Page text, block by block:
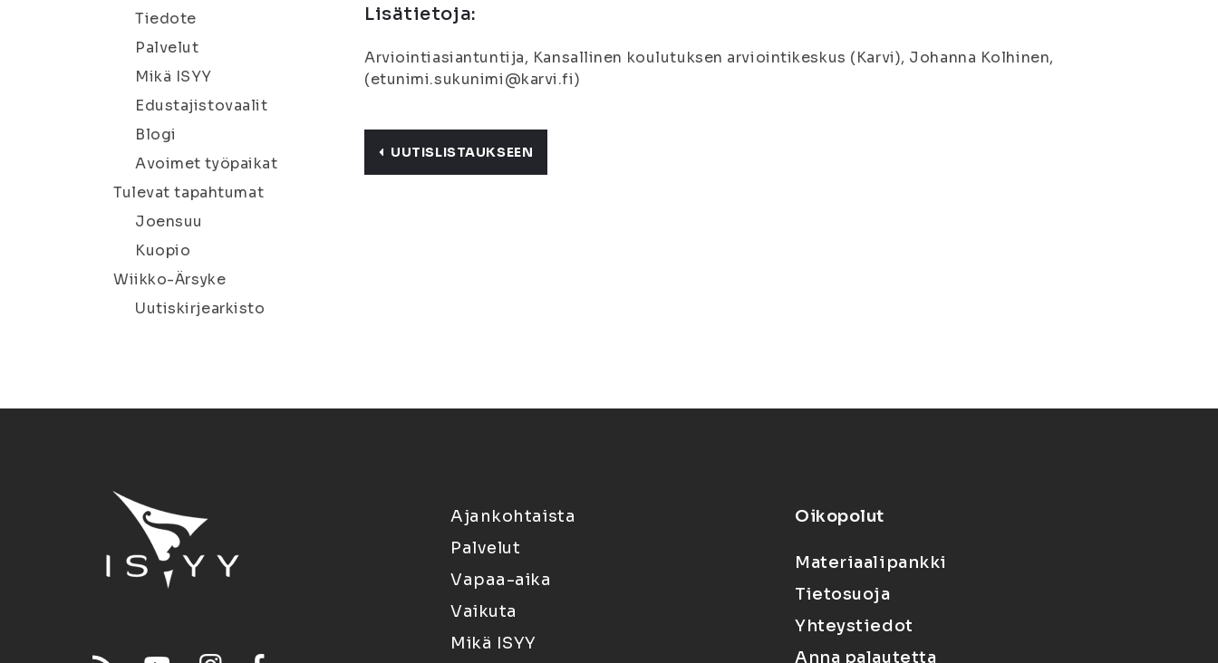
Tiedote
Palvelut
Mikä ISYY
Edustajistovaalit
Blogi
Avoimet työpaikat
Tulevat tapahtumat
Joensuu
Kuopio
Wiikko-Ärsyke
Uutiskirjearkisto
Lisätietoja:
Arviointiasiantuntija, Kansallinen koulutuksen arviointikeskus (Karvi), Johanna Kolhinen,
(etunimi.sukunimi@karvi.fi)
UUTISLISTAUKSEEN
Ajankohtaista
Palvelut
Vapaa-aika
Vaikuta
Mikä ISYY
Oikopolut
Materiaalipankki
Tietosuoja
Yhteystiedot
Anna palautetta